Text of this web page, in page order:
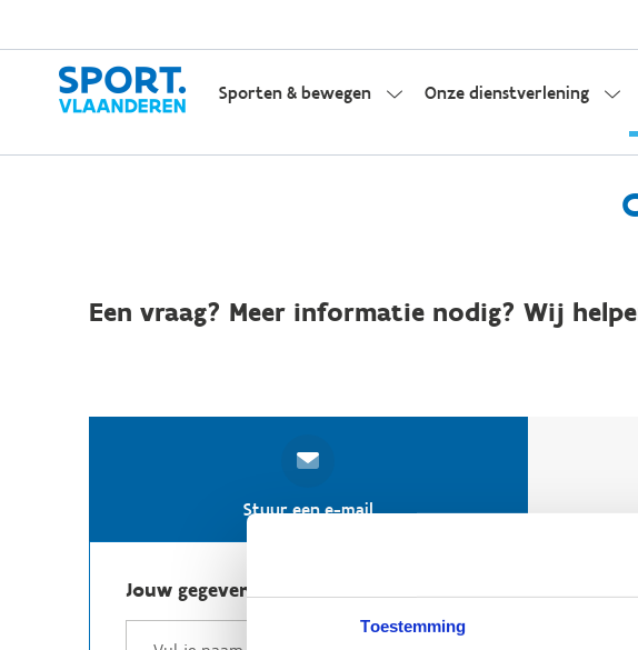
Toestemming
Sporten & bewegen Onze dienstverlening
Een vraag? Meer informatie nodig? Wij
Stuur een e-mail
Jouw gegevens